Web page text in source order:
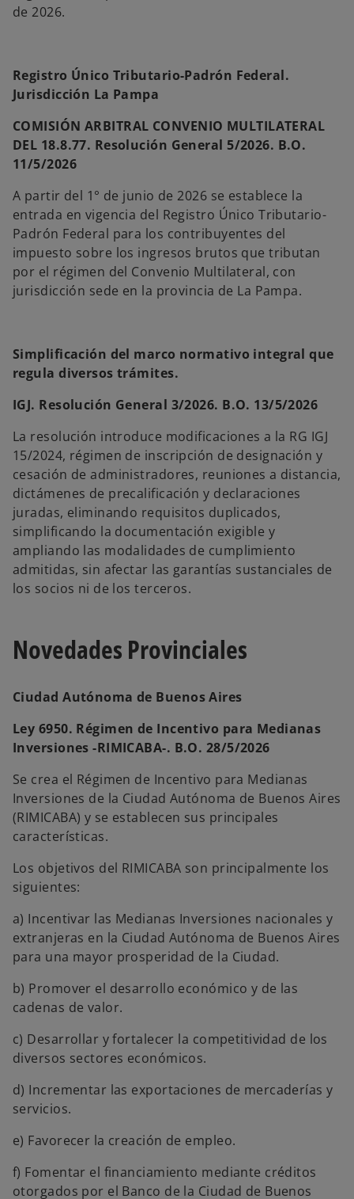
de 2026.
Registro Único Tributario-Padrón Federal.
Jurisdicción La Pampa
COMISIÓN ARBITRAL CONVENIO MULTILATERAL
DEL 18.8.77. Resolución General 5/2026. B.O.
11/5/2026
A partir del 1° de junio de 2026 se establece la
entrada en vigencia del Registro Único Tributario-
Padrón Federal para los contribuyentes del
impuesto sobre los ingresos brutos que tributan
por el régimen del Convenio Multilateral, con
jurisdicción sede en la provincia de La Pampa.
Simplificación del marco normativo integral que
regula diversos trámites.
IGJ. Resolución General 3/2026. B.O. 13/5/2026
La resolución introduce modificaciones a la RG IGJ
15/2024, régimen de inscripción de designación y
cesación de administradores, reuniones a distancia,
dictámenes de precalificación y declaraciones
juradas, eliminando requisitos duplicados,
simplificando la documentación exigible y
ampliando las modalidades de cumplimiento
admitidas, sin afectar las garantías sustanciales de
los socios ni de los terceros.
Novedades Provinciales
Ciudad Autónoma de Buenos Aires
Ley 6950. Régimen de Incentivo para Medianas
Inversiones -RIMICABA-. B.O. 28/5/2026
Se crea el Régimen de Incentivo para Medianas
Inversiones de la Ciudad Autónoma de Buenos Aires
(RIMICABA) y se establecen sus principales
características.
Los objetivos del RIMICABA son principalmente los
siguientes:
a) Incentivar las Medianas Inversiones nacionales y
extranjeras en la Ciudad Autónoma de Buenos Aires
para una mayor prosperidad de la Ciudad.
b) Promover el desarrollo económico y de las
cadenas de valor.
c) Desarrollar y fortalecer la competitividad de los
diversos sectores económicos.
d) Incrementar las exportaciones de mercaderías y
servicios.
e) Favorecer la creación de empleo.
f) Fomentar el financiamiento mediante créditos
otorgados por el Banco de la Ciudad de Buenos